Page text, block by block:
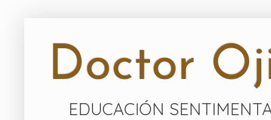
Doctor
EDUCACIÓN